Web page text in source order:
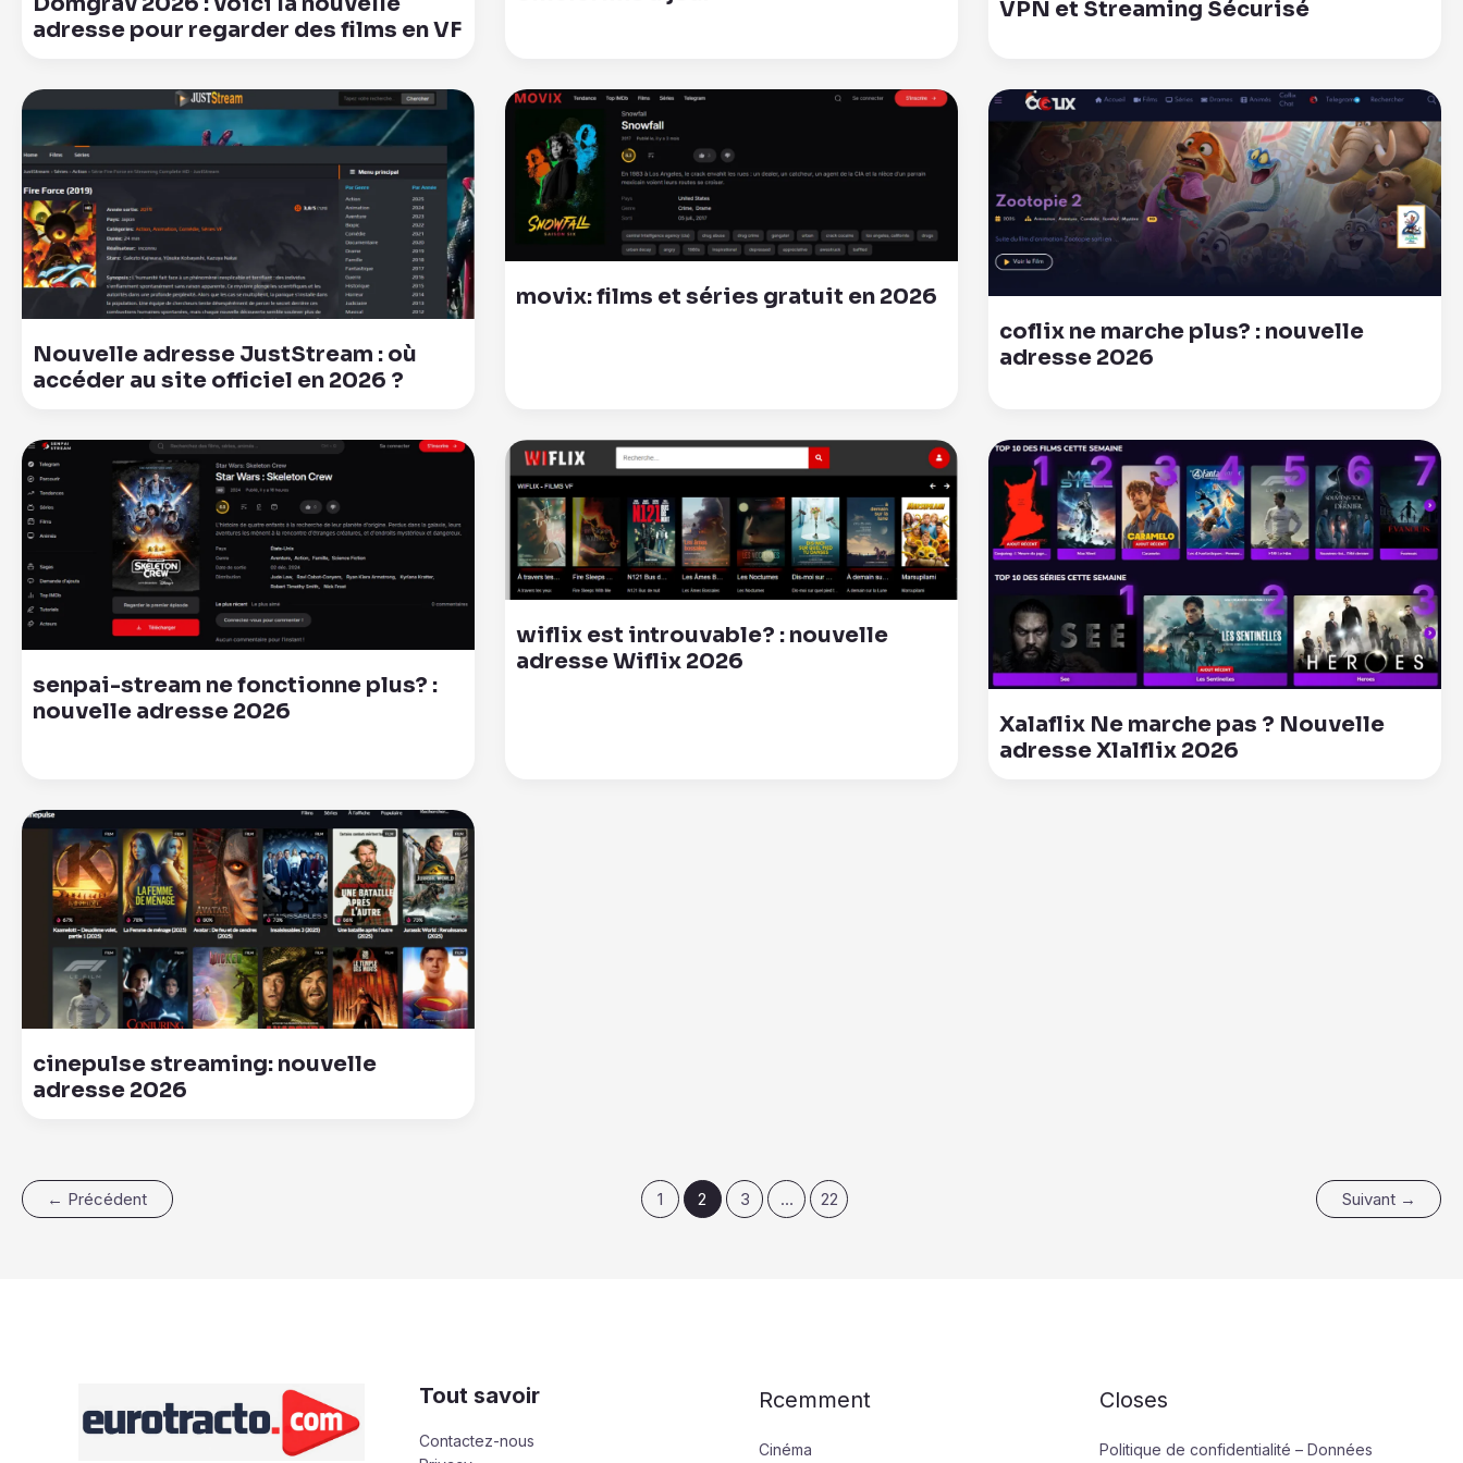
adresse pour regarder des films en VF
VPN et Streaming Sécurisé
Nouvelle adresse JustStream : où
accéder au site officiel en 2026 ?
movix: films et séries gratuit en 2026
coflix ne marche plus? : nouvelle
adresse 2026
senpai-stream ne fonctionne plus? :
nouvelle adresse 2026
wiflix est introuvable? : nouvelle
adresse Wiflix 2026
Xalaflix Ne marche pas ? Nouvelle
adresse Xlalflix 2026
cinepulse streaming: nouvelle
adresse 2026
← Précédent 1 2 3 … 22 Suivant →
Tout savoir
Contactez-nous
Rcemment
Cinéma
Closes
Politique de confidentialité – Données